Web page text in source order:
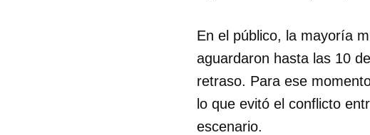
En el público, la mayoría
aguardaron hasta las 10
retraso. Para ese
lo que evitó el conflicto
escenario.